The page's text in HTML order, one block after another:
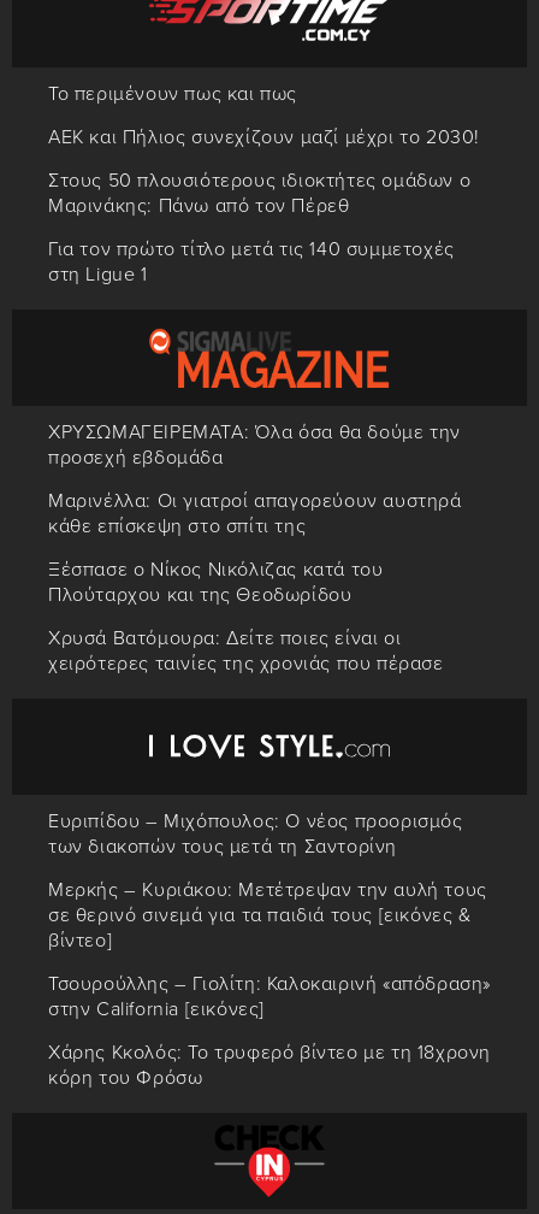
Το περιμένουν πως και πως
ΑΕΚ και Πήλιος συνεχίζουν μαζί μέχρι το 2030!
Στους 50 πλουσιότερους ιδιοκτήτες ομάδων ο
Μαρινάκης: Πάνω από τον Πέρεθ
Για τον πρώτο τίτλο μετά τις 140 συμμετοχές
στη Ligue 1
ΧΡΥΣΩΜΑΓΕΙΡΕΜΑΤΑ: Όλα όσα θα δούμε την
προσεχή εβδομάδα
Μαρινέλλα: Οι γιατροί απαγορεύουν αυστηρά
κάθε επίσκεψη στο σπίτι της
Ξέσπασε ο Νίκος Νικόλιζας κατά του
Πλούταρχου και της Θεοδωρίδου
Χρυσά Βατόμουρα: Δείτε ποιες είναι οι
χειρότερες ταινίες της χρονιάς που πέρασε
Ευριπίδου – Μιχόπουλος: Ο νέος προορισμός
των διακοπών τους μετά τη Σαντορίνη
Μερκής – Κυριάκου: Μετέτρεψαν την αυλή τους
σε θερινό σινεμά για τα παιδιά τους [εικόνες &
βίντεο]
Τσουρούλλης – Γιολίτη: Καλοκαιρινή «απόδραση»
στην California [εικόνες]
Χάρης Κκολός: Το τρυφερό βίντεο με τη 18χρονη
κόρη του Φρόσω